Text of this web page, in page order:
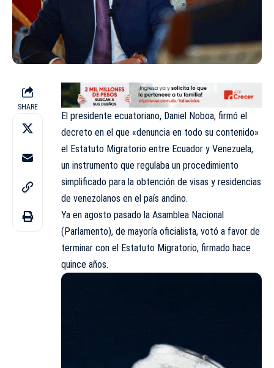
SHARE
El presidente ecuatoriano, Daniel Noboa, firmó el
decreto en el que «denuncia en todo su contenido»
el Estatuto Migratorio entre Ecuador y Venezuela,
un instrumento que regulaba un procedimiento
simplificado para la obtención de visas y residencias
de venezolanos en el país andino.
Ya en agosto pasado la Asamblea Nacional
(Parlamento), de mayoría oficialista, votó a favor de
terminar con el Estatuto Migratorio, firmado hace
quince años.